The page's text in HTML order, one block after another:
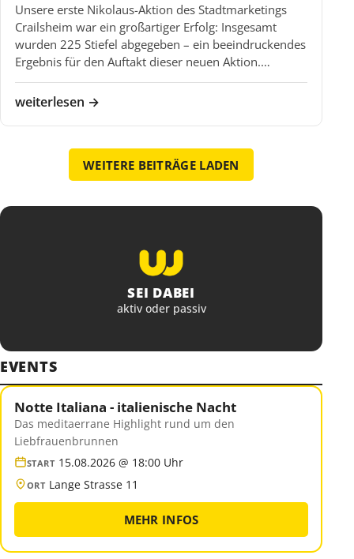
Unsere erste Nikolaus-Aktion des Stadtmarketings
Crailsheim war ein großartiger Erfolg: Insgesamt
wurden 225 Stiefel abgegeben – ein beeindruckendes
Ergebnis für den Auftakt dieser neuen Aktion.…
weiterlesen →
WEITERE BEITRÄGE LADEN
SEI DABEI
aktiv oder passiv
EVENTS
Notte Italiana - italienische Nacht
Das meditaerrane Highlight rund um den
Liebfrauenbrunnen
START 15.08.2026 @ 18:00 Uhr
ORT Lange Strasse 11
MEHR INFOS